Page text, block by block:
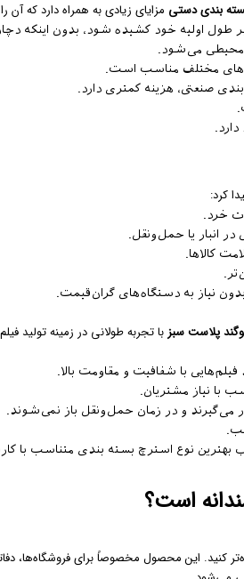
بندی دستی مزایای زیادی به همراه دارد که آن
طول اولیه خود کشیده شود، بدون اینکه
محیطی می‌شود.
مختلف مناسب است.
صنعتی، هزینه کمتری دارد.
کرد:
خرد.
انبار یا حمل‌ونقل.
کالاها.
نیاز به دستگاه‌های گران‌قیمت.
پلاست سبزبا تجربه طولانی در زمینه تولید
فیلم‌هایی با شفافیت و مقاومت بالا.
با نیاز مشتریان.
می‌گیرند و در زمان حمل‌ونقل باز نمی‌شوند.
بهترین نوع استرچ بسته بندی متناسب با
است؟
کنید. این محصول مخصوصاً برای